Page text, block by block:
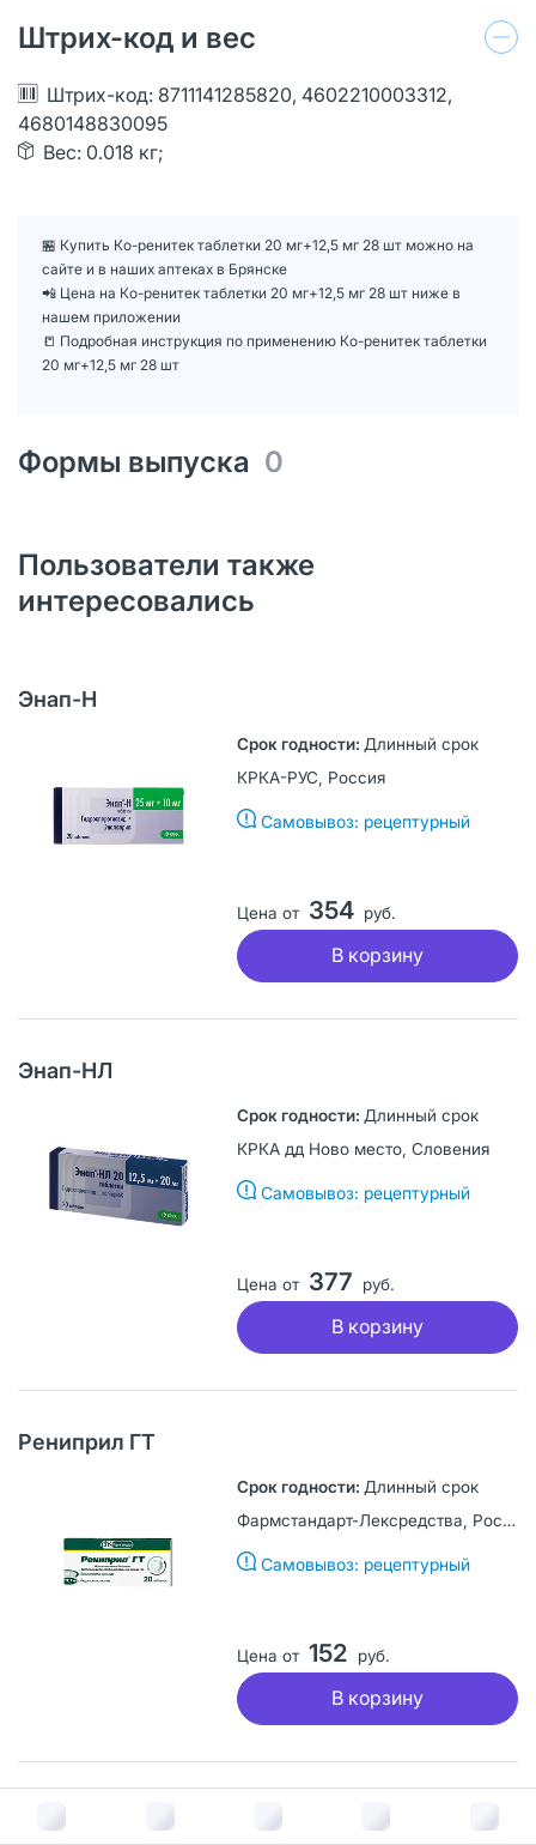
Штрих-код и вес
Штрих-код: 8711141285820, 4602210003312,
4680148830095
Вес: 0.018 кг;
🏪 Купить Ко-ренитек таблетки 20 мг+12,5 мг 28 шт можно на
сайте и в наших аптеках в Брянске
📲 Цена на Ко-ренитек таблетки 20 мг+12,5 мг 28 шт ниже в
нашем приложении
📒 Подробная инструкция по применению Ко-ренитек таблетки
20 мг+12,5 мг 28 шт
Формы выпуска 0
Пользователи также
интересовались
Энап-H
Длинный срок
КРКА-РУС, Россия
Самовывоз: рецептурный
Цена от 354 руб.
В корзину
Энап-НЛ
Длинный срок
КРКА дд Ново место, Словения
Самовывоз: рецептурный
Цена от 377 руб.
В корзину
Рениприл ГТ
Длинный срок
Фармстандарт-Лексредства, Россия
Самовывоз: рецептурный
Цена от 152 руб.
В корзину
Эналаприл